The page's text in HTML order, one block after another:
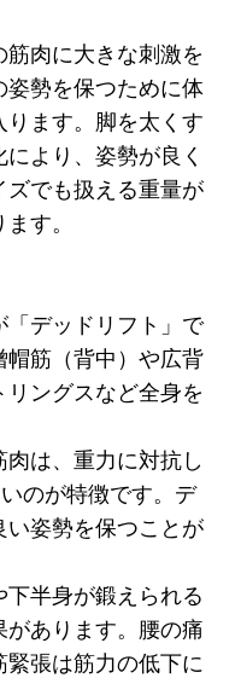
肉に大きな刺激を
姿勢を保つために体
ます。脚を太くす
より、姿勢が良く
ズでも扱える重量が
す。
「デッドリフト」で
帽筋（背中）や広背
リングスなど全身を
は、重力に対抗し
のが特徴です。デ
い姿勢を保つことが
下半身が鍛えられる
があります。腰の痛
張は筋力の低下に